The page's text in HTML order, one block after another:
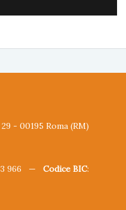
- 00195 Roma (RM)
966 — Codice BIC: